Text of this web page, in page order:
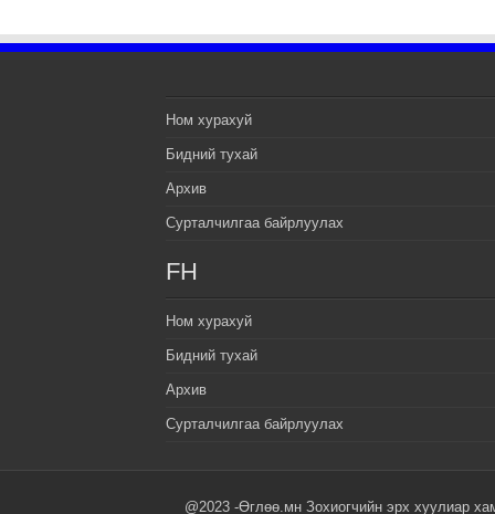
Ном хурахуй
Бидний тухай
Архив
Сурталчилгаа байрлуулах
FH
Ном хурахуй
Бидний тухай
Архив
Сурталчилгаа байрлуулах
@2023 -Өглөө.мн Зохиогчийн эрх хуулиар